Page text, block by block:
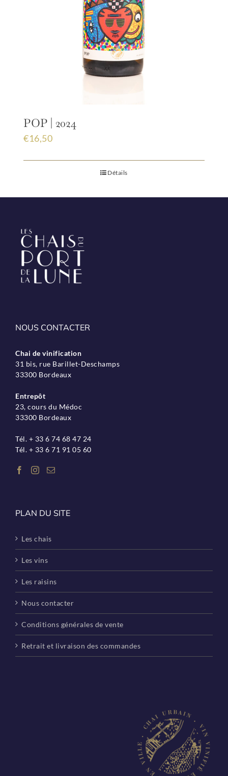
POP | 2024
€16,50
Détails
NOUS CONTACTER
Chai de vinification
31 bis, rue Barillet-Deschamps
33300 Bordeaux
Entrepôt
23, cours du Médoc
33300 Bordeaux
Tél. + 33 6 74 68 47 24
Tél. + 33 6 71 91 05 60
PLAN DU SITE
Les chais
Les vins
Les raisins
Nous contacter
Conditions générales de vente
Retrait et livraison des commandes